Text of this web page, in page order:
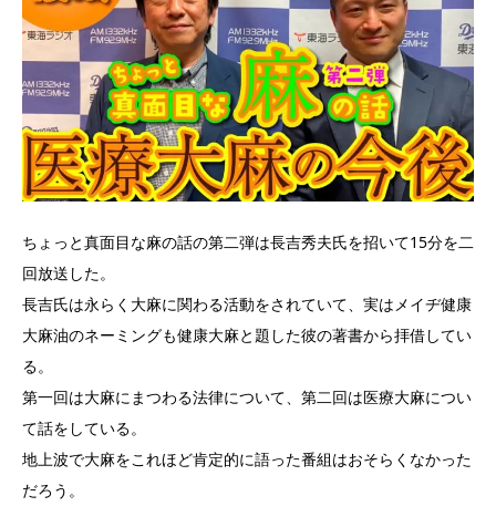
ちょっと真面目な麻の話の第二弾は長吉秀夫氏を招いて15分を二
回放送した。
長吉氏は永らく大麻に関わる活動をされていて、実はメイヂ健康
大麻油のネーミングも健康大麻と題した彼の著書から拝借してい
る。
第一回は大麻にまつわる法律について、第二回は医療大麻につい
て話をしている。
地上波で大麻をこれほど肯定的に語った番組はおそらくなかった
だろう。